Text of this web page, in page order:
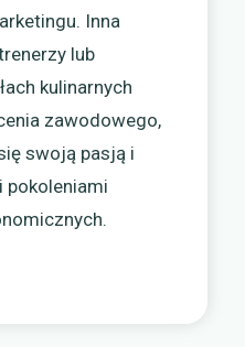
Inna
lub
kulinarnych
zawodowego,
swoją pasją i
pokoleniami